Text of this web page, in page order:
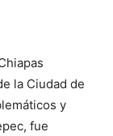
la Ciudad de
y
fue